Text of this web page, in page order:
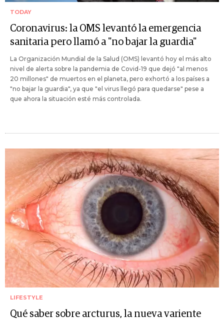
TODAY
Coronavirus: la OMS levantó la emergencia
sanitaria pero llamó a "no bajar la guardia"
La Organización Mundial de la Salud (OMS) levantó hoy el más alto
nivel de alerta sobre la pandemia de Covid-19 que dejó "al menos
20 millones" de muertos en el planeta, pero exhortó a los países a
"no bajar la guardia", ya que "el virus llegó para quedarse" pese a
que ahora la situación esté más controlada.
LIFESTYLE
Qué saber sobre arcturus, la nueva variente